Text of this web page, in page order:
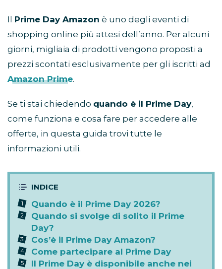
Il Prime Day Amazon è uno degli eventi di
shopping online più attesi dell’anno. Per alcuni
giorni, migliaia di prodotti vengono proposti a
prezzi scontati esclusivamente per gli iscritti ad
Amazon Prime.
Se ti stai chiedendo quando è il Prime Day,
come funziona e cosa fare per accedere alle
offerte, in questa guida trovi tutte le
informazioni utili.
Quando è il Prime Day 2026?
Quando si svolge di solito il Prime
Day?
Cos’è il Prime Day Amazon?
Come partecipare al Prime Day
Il Prime Day è disponibile anche nei